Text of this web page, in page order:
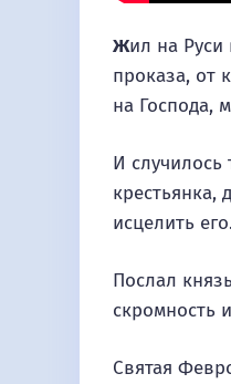
Жил на Руси
проказа, от
на Господа,
И случилось
крестьянка,
исцелить его.
Послал
скромность
Святая